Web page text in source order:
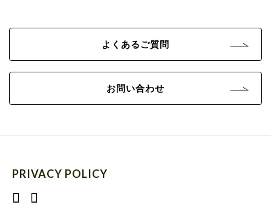
よくあるご質問
お問い合わせ
PRIVACY POLICY